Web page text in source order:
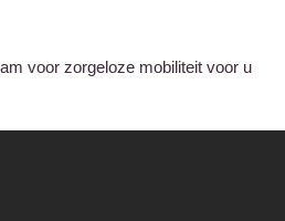
voor zorgeloze mobiliteit voor u